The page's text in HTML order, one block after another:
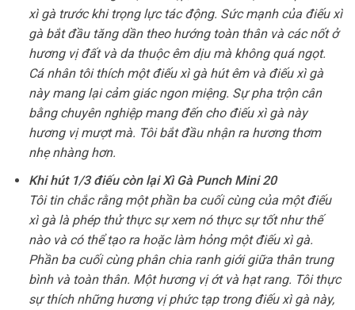
xì gà trước khi trọng lực tác động. Sức mạnh của điếu xì
gà bắt đầu tăng dần theo hướng toàn thân và các nốt ở
hương vị đất và da thuộc êm dịu mà không quá ngọt.
Cá nhân tôi thích một điếu xì gà hút êm và điếu xì gà
này mang lại cảm giác ngon miệng. Sự pha trộn cân
bằng chuyên nghiệp mang đến cho điếu xì gà này
hương vị mượt mà. Tôi bắt đầu nhận ra hương thơm
nhẹ nhàng hơn.
Khi hút 1/3 điếu còn lại Xì Gà Punch Mini 20
Tôi tin chắc rằng một phần ba cuối cùng của một điếu
xì gà là phép thử thực sự xem nó thực sự tốt như thế
nào và có thể tạo ra hoặc làm hỏng một điếu xì gà.
Phần ba cuối cùng phân chia ranh giới giữa thân trung
bình và toàn thân. Một hương vị ớt và hạt rang. Tôi thực
sự thích những hương vị phức tạp trong điếu xì gà này,